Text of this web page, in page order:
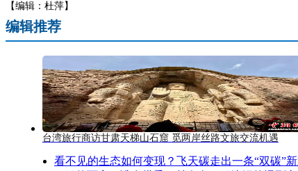
【编辑：杜萍】
编辑推荐
台湾旅行商访甘肃天梯山石窟 觅两岸丝路文旅交流机遇
看不见的生态如何变现？飞天碳走出一条“双碳”